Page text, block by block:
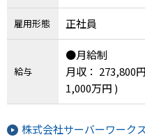
千葉県、東京都
川県、福井県、
県、愛知県、三
兵庫県、奈良県
山県、広島県、
県、高知県、福
大分県、宮崎県
雇用形態 正社員
給与
●月給制
月収： 273,800
1,000万円 )
株式会社サーバーワーク